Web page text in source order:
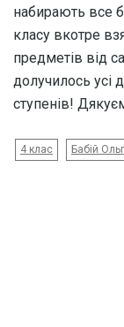
набирають все
класу вкотре
предметів від
долучилось усі
ступенів!
4 клас Бабій